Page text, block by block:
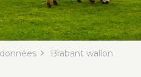
Brabant wallon